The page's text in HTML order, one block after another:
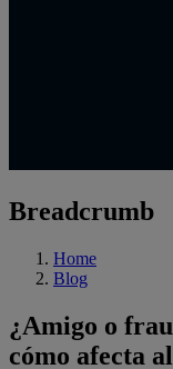
Breadcrumb
Home
Blog
¿Amigo o
cómo afecta